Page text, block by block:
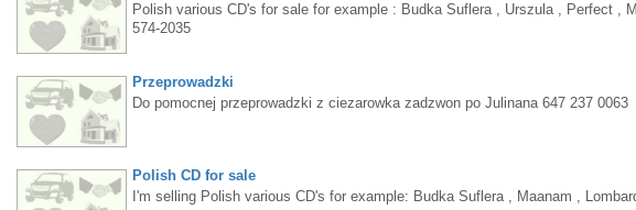
Polish various CD's for sale for example : Budka Suflera , Urszula , Perfect ,
574-2035
Przeprowadzki
Do pomocnej przeprowadzki z ciezarowka zadzwon po Julinana 647 237 0063
Polish CD for sale
I'm selling Polish various CD's for example: Budka Suflera , Maanam ,